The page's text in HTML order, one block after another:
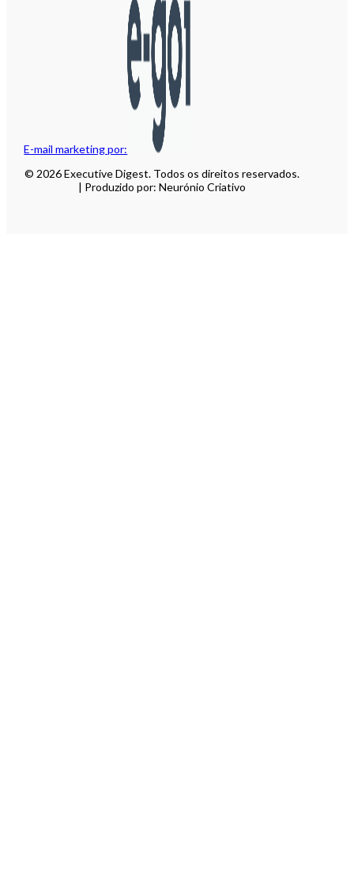
E-mail marketing por:
© 2026 Executive Digest. Todos os direitos reservados.
| Produzido por: Neurónio Criativo